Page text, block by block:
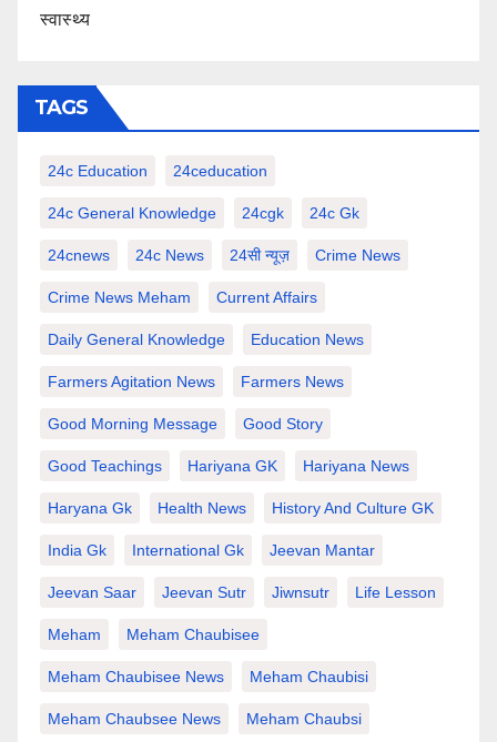
स्वास्थ्य
TAGS
24c Education 24ceducation
24c General Knowledge 24cgk 24c Gk
24cnews 24c News 24सी न्यूज़ Crime News
Crime News Meham Current Affairs
Daily General Knowledge Education News
Farmers Agitation News Farmers News
Good Morning Message Good Story
Good Teachings Hariyana GK Hariyana News
Haryana Gk Health News History And Culture GK
India Gk International Gk Jeevan Mantar
Jeevan Saar Jeevan Sutr Jiwnsutr Life Lesson
Meham Meham Chaubisee
Meham Chaubisee News Meham Chaubisi
Meham Chaubsee News Meham Chaubsi